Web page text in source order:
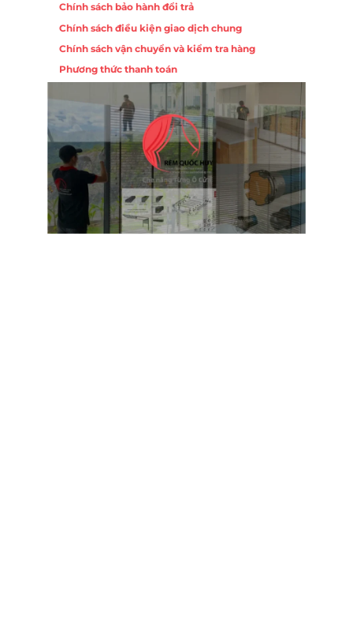
Chính sách bảo hành đổi trả
Chính sách điều kiện giao dịch chung
Chính sách vận chuyển và kiểm tra hàng
Phương thức thanh toán